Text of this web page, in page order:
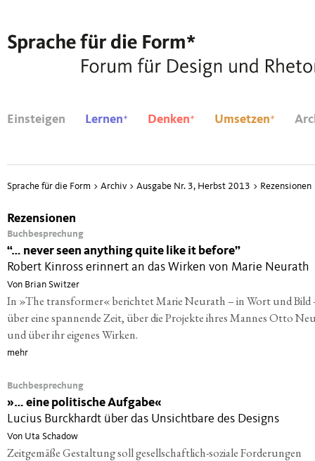
Einsteigen Lernen* Denken* Umsetzen*
Sprache für die Form > Archiv > Ausgabe Nr. 3, Herbst 2013 > Rezensionen
Rezensionen
Buchbesprechung
“… never seen anything quite like it before”
Robert Kinross erinnert an das Wirken von Marie Neurath
Von Brian Switzer
In »The transformer« berichtet Marie Neurath – in Wort und Bild
über eine spannende Zeit, über die Projekte ihres Mannes Otto
und über ihr eigenes Wirken.
mehr
Buchbesprechung
»… eine politische Aufgabe«
Lucius Burckhardt über das Unsichtbare des Designs
Von Uta Schadow
Zeitgemäße Gestaltung soll gesellschaftlich-soziale Forderungen